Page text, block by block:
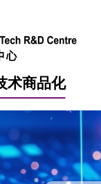
介
命
畴
术商品化
权之技术
公共服务之创新
划
点
划
向
动
服务
籍
表